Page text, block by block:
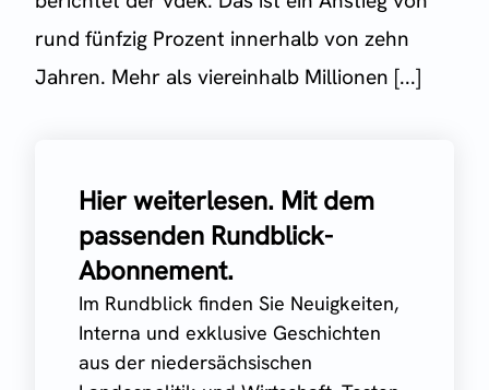
rund fünfzig Prozent innerhalb von zehn
Jahren. Mehr als viereinhalb Millionen [...]
Hier weiterlesen. Mit dem
passenden Rundblick-
Abonnement.
Im Rundblick finden Sie Neuigkeiten,
Interna und exklusive Geschichten
aus der niedersächsischen